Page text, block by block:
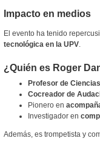
Impacto en medios
El evento ha tenido
tecnológica en la UPV.
¿Quién es Roger
Profesor de
Cocreador de
Pionero en
Investigador en
Además, es trompetista y